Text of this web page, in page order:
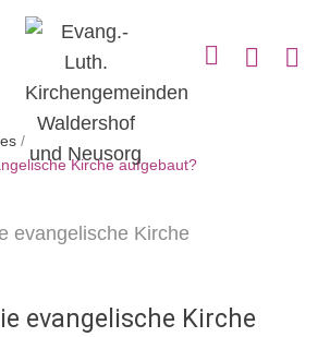
/
Kirche aufgebaut?
evangelische Kirche